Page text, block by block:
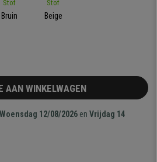
Bruin Beige
AAN WINKELWAGEN
Woensdag 12/08/2026 en Vrijdag 14